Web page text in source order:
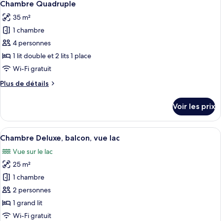
Chambre
Triple
toutes
les
photos
pour
ce
type
chambre :
Chambre Quadruple
35 m²
1 chambre
4 personnes
1 lit double et 2 lits 1 place
Wi-Fi gratuit
Plus de détails
Plus
le
type
de
Chambre
Quadruple
Voir les prix
Afficher
toutes
les
photos
pour
ce
type
de
Une chambre d’hôtel avec un
22
Chambre Deluxe, balcon, vue lac
Vue sur le lac
25 m²
1 chambre
2 personnes
1 grand lit
Wi-Fi gratuit